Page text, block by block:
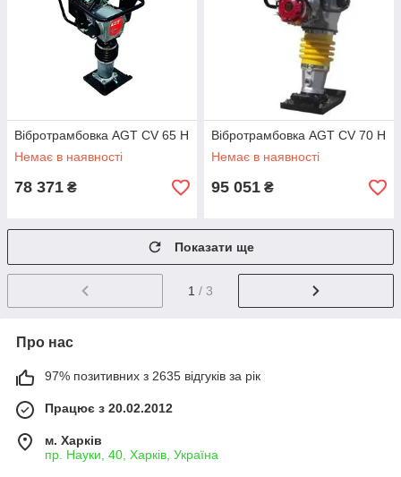
Вібротрамбовка AGT CV 65 H
Немає в наявності
78 371 ₴
Вібротрамбовка AGT CV 70 H
Немає в наявності
95 051 ₴
Показати ще
1 / 3
Про нас
97% позитивних з 2635 відгуків за рік
Працює з 20.02.2012
м. Харків
пр. Науки, 40, Харків, Україна